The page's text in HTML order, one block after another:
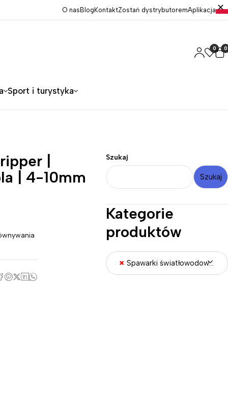
O nas Blog KontaktZostań dystrybutoremAplikacja
0 0
Sport i turystyka
|
| 4-10mm
Szukaj
Szukaj
Kategorie
produktów
× Spawarki światłowodowe i narzędzia